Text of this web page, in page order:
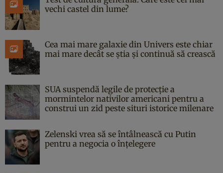
vechi castel din lume?
Cea mai mare galaxie din Univers este chiar
mai mare decât se știa și continuă să crească
SUA suspendă legile de protecție a
mormintelor nativilor americani pentru a
construi un zid peste situri istorice milenare
Zelenski vrea să se întâlnească cu Putin
pentru a negocia o înțelegere